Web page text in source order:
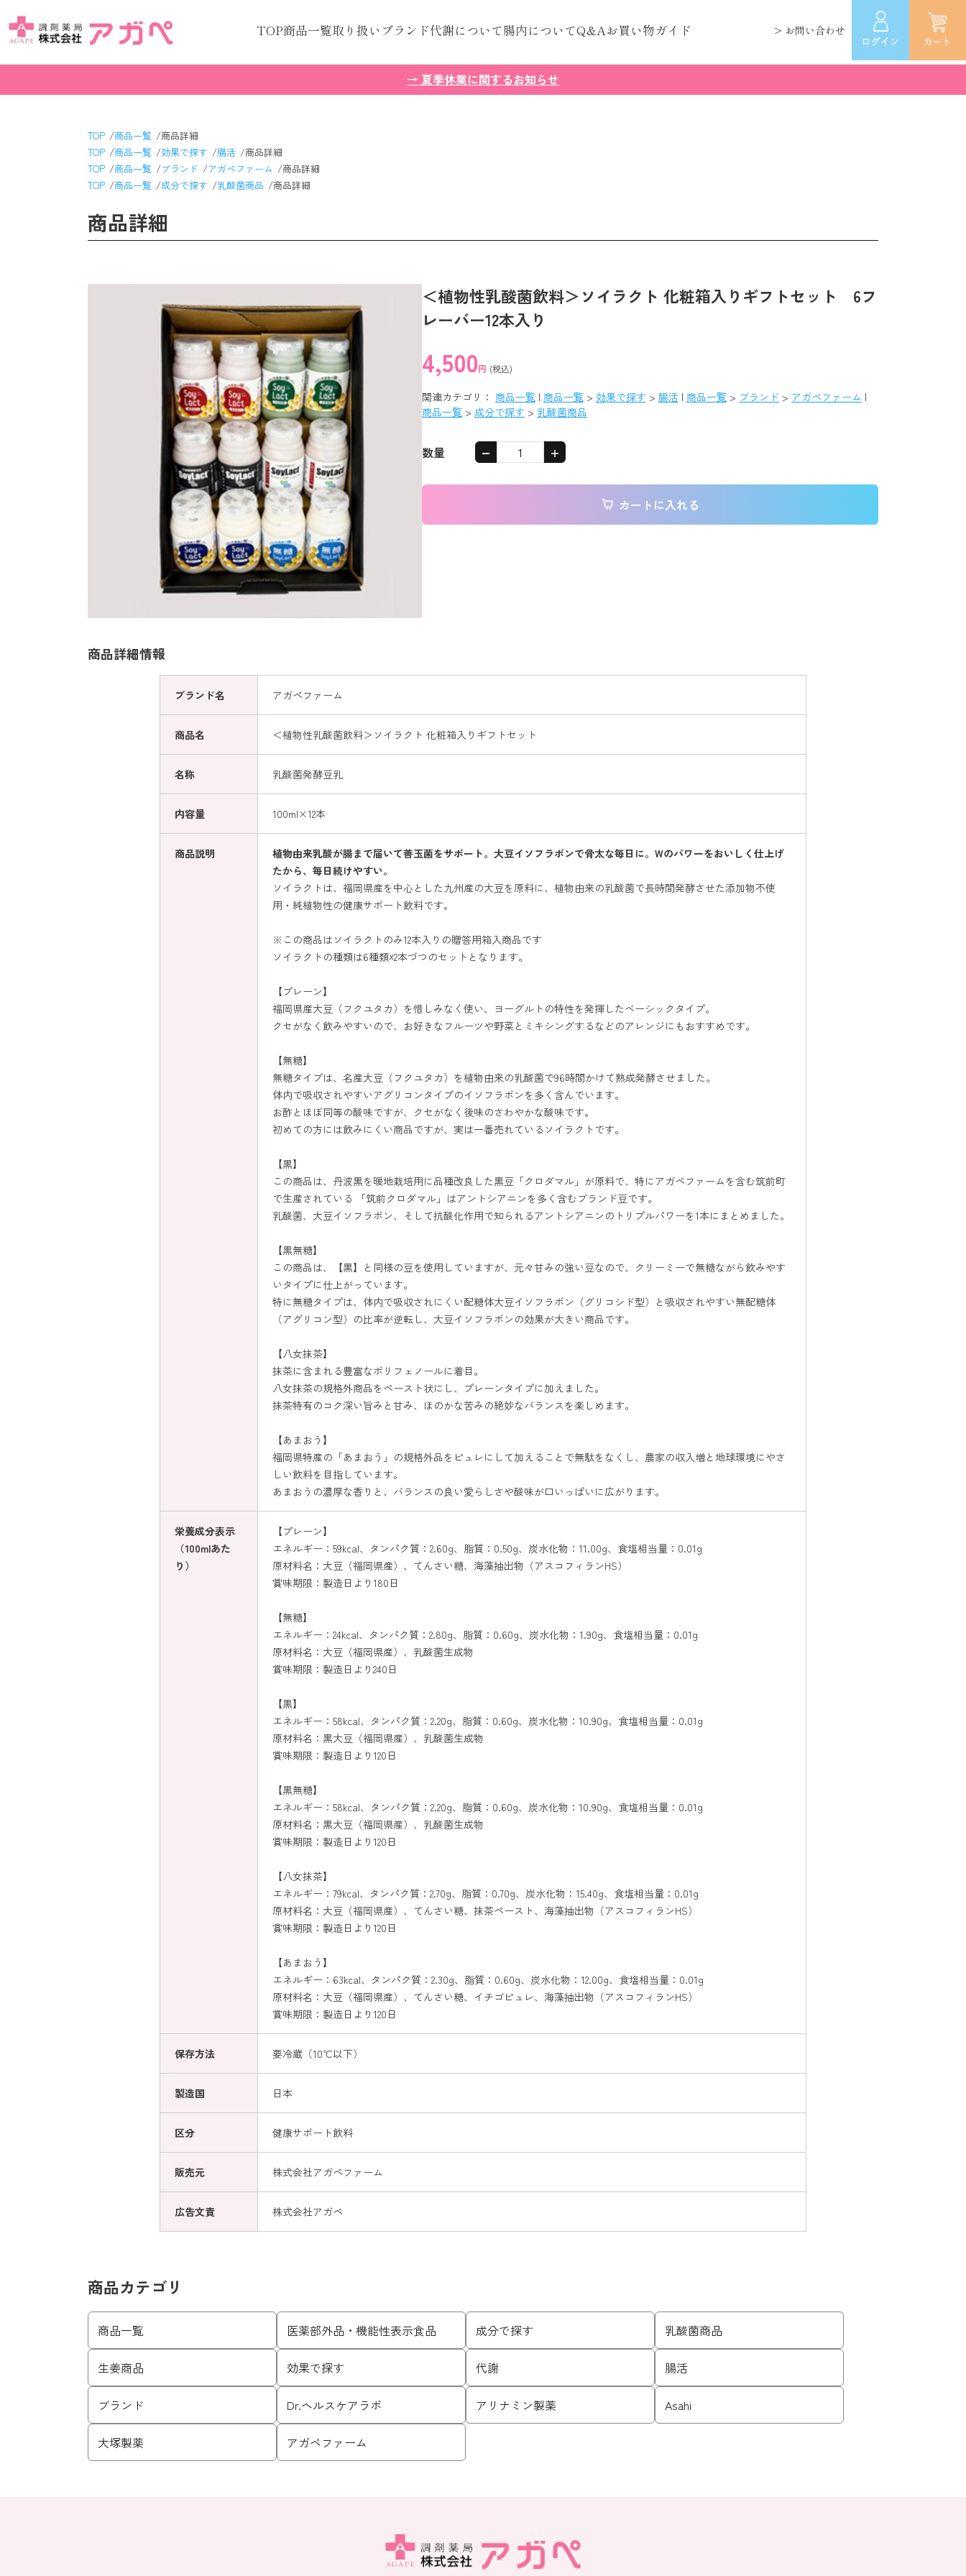
TOP商品一覧取り扱いブランド代謝について腸内についてQ&Aお買い物ガイド > お問い合わせ
→ 夏季休業に関するお知らせ
TOP 商品一覧
商品詳細
TOP
商品一覧 効果で探す 腸活
商品詳細
TOP
商品一覧 ブランド アガペファーム
商品詳細
TOP
商品一覧 成分で探す 乳酸菌商品 商品詳細
商品詳細
＜植物性乳酸菌飲料＞ソイラクト 化粧箱入りギフトセット 6フ
レーバー12本入り
4,500円 (税込)
関連カテゴリ： 商品一覧 | 商品一覧 > 効果で探す > 腸活 | 商品一覧 > ブランド > アガペファーム |
商品一覧 > 成分で探す > 乳酸菌商品
数量
カートに入れる
商品詳細情報
ブランド名 アガペファーム
商品名 ＜植物性乳酸菌飲料＞ソイラクト 化粧箱入りギフトセット
名称 乳酸菌発酵豆乳
内容量 100ml×12本
商品説明
植物由来乳酸が腸まで届いて善玉菌をサポート。大豆イソフラボンで骨太な毎日に。Wのパワーをおいしく仕上げ
たから、毎日続けやすい。
ソイラクトは、福岡県産を中心とした九州産の大豆を原料に、植物由来の乳酸菌で長時間発酵させた添加物不使
用・純植物性の健康サポート飲料です。
※この商品はソイラクトのみ12本入りの贈答用箱入商品です
ソイラクトの種類は6種類☓2本づつのセットとなります。
【プレーン】
福岡県産大豆（フクユタカ）を惜しみなく使い、ヨーグルトの特性を発揮したベーシックタイプ。
クセがなく飲みやすいので、お好きなフルーツや野菜とミキシングするなどのアレンジにもおすすめです。
【無糖】
無糖タイプは、名産大豆（フクユタカ）を植物由来の乳酸菌で96時間かけて熟成発酵させました。
体内で吸収されやすいアグリコンタイプのイソフラボンを多く含んでいます。
お酢とほぼ同等の酸味ですが、クセがなく後味のさわやかな酸味です。
初めての方には飲みにくい商品ですが、実は一番売れているソイラクトです。
【黒】
この商品は、丹波黒を暖地栽培用に品種改良した黒豆「クロダマル」が原料で、特にアガペファームを含む筑前町
で生産されている 「筑前クロダマル」はアントシアニンを多く含むブランド豆です。
乳酸菌、大豆イソフラボン、そして抗酸化作用で知られるアントシアニンのトリプルパワーを1本にまとめました。
【黒無糖】
この商品は、【黒】と同様の豆を使用していますが、元々甘みの強い豆なので、クリーミーで無糖ながら飲みやす
いタイプに仕上がっています。
特に無糖タイプは、体内で吸収されにくい配糖体大豆イソフラボン（グリコシド型）と吸収されやすい無配糖体
（アグリコン型）の比率が逆転し、大豆イソフラボンの効果が大きい商品です。
【八女抹茶】
抹茶に含まれる豊富なポリフェノールに着目。
八女抹茶の規格外商品をペースト状にし、プレーンタイプに加えました。
抹茶特有のコク深い旨みと甘み、ほのかな苦みの絶妙なバランスを楽しめます。
【あまおう】
福岡県特産の「あまおう」の規格外品をピュレにして加えることで無駄をなくし、農家の収入増と地球環境にやさ
しい飲料を目指しています。
あまおうの濃厚な香りと、バランスの良い愛らしさや酸味が口いっぱいに広がります。
栄養成分表示
（100mlあた
り）
【プレーン】
エネルギー：59kcal、タンパク質：2.60g、脂質：0.50g、炭水化物：11.00g、食塩相当量：0.01g
原材料名：大豆（福岡県産）、てんさい糖、海藻抽出物（アスコフィランHS）
賞味期限：製造日より180日
【無糖】
エネルギー：24kcal、タンパク質：2.80g、脂質：0.60g、炭水化物：1.90g、食塩相当量：0.01g
原材料名：大豆（福岡県産）、乳酸菌生成物
賞味期限：製造日より240日
【黒】
エネルギー：58kcal、タンパク質：2.20g、脂質：0.60g、炭水化物：10.90g、食塩相当量：0.01g
原材料名：黒大豆（福岡県産）、乳酸菌生成物
賞味期限：製造日より120日
【黒無糖】
エネルギー：58kcal、タンパク質：2.20g、脂質：0.60g、炭水化物：10.90g、食塩相当量：0.01g
原材料名：黒大豆（福岡県産）、乳酸菌生成物
賞味期限：製造日より120日
【八女抹茶】
エネルギー：79kcal、タンパク質：2.70g、脂質：0.70g、炭水化物：15.40g、食塩相当量：0.01g
原材料名：大豆（福岡県産）、てんさい糖、抹茶ペースト、海藻抽出物（アスコフィランHS）
賞味期限：製造日より120日
【あまおう】
エネルギー：63kcal、タンパク質：2.30g、脂質：0.60g、炭水化物：12.00g、食塩相当量：0.01g
原材料名：大豆（福岡県産）、てんさい糖、イチゴピュレ、海藻抽出物（アスコフィランHS）
賞味期限：製造日より120日
保存方法 要冷蔵（10℃以下）
製造国 日本
区分 健康サポート飲料
販売元 株式会社アガペファーム
広告文責 株式会社アガペ
商品カテゴリ
商品一覧 医薬部外品・機能性表示食品 成分で探す 乳酸菌商品
生姜商品 効果で探す 代謝 腸活
ブランド Dr.ヘルスケアラボ アリナミン製薬 Asahi
大塚製薬 アガペファーム